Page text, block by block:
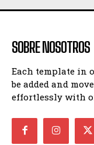
SOBRE NOSOTROS
Each template in
be added and
effortlessly with